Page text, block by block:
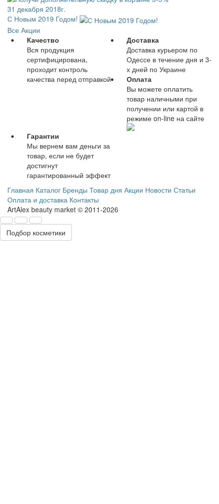
31 декабря 2018г.
С Новым 2019 Годом!
Все Акции
Качество
Вся продукция
сертифицирована,
проходит контроль
качества перед отправкой
Доставка
Доставка курьером по
Одессе в течение дня и 3-
х дней по Украине
Оплата
Вы можете оплатить
товар наличными при
получении или картой в
режиме on-line на сайте
Гарантии
Мы вернем вам деньги за
товар, если не будет
достигнут
гарантированный эффект
Главная Каталог Бренды Товар дня Акции Новости Статьи
Оплата и доставка Контакты
ArtAlex beauty market © 2011-2026
Подбор косметики